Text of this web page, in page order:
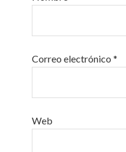
Correo electrónico*
Web